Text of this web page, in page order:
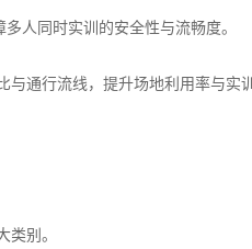
人同时实训的安全性与流畅度。
与通行流线，提升场地利用率与实
别。